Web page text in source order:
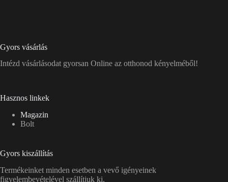
Gyors vásárlás
Intézd vásárlásodat gyorsan Online az otthonod kényelméből!
Hasznos linkek
Magazin
Bolt
Gyors kiszállítás
Termékeinket minden esetben a vevő igényeinek
figyelembevételével szállítjuk ki.